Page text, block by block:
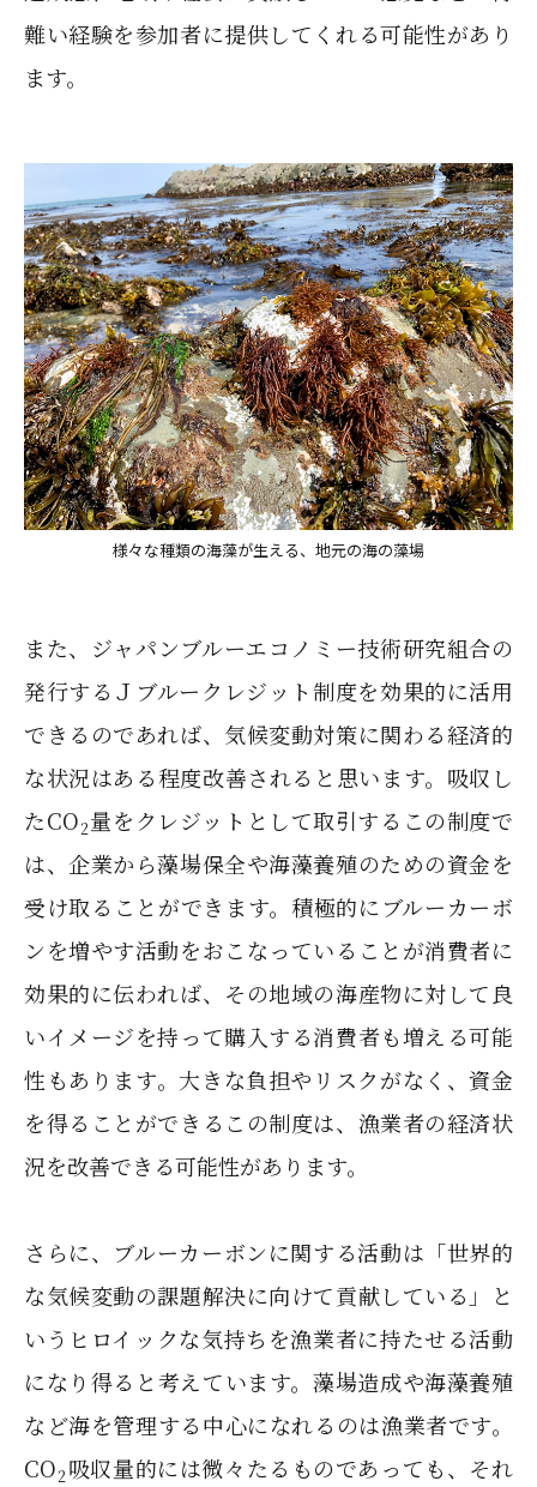
難い経験を参加者に提供してくれる可能性があり
ます。
様々な種類の海藻が生える、地元の海の藻場
また、ジャパンブルーエコノミー技術研究組合の
発行するＪブルークレジット制度を効果的に活用
できるのであれば、気候変動対策に関わる経済的
な状況はある程度改善されると思います。吸収し
たCO2量をクレジットとして取引するこの制度で
は、企業から藻場保全や海藻養殖のための資金を
受け取ることができます。積極的にブルーカーボ
ンを増やす活動をおこなっていることが消費者に
効果的に伝われば、その地域の海産物に対して良
いイメージを持って購入する消費者も増える可能
性もあります。大きな負担やリスクがなく、資金
を得ることができるこの制度は、漁業者の経済状
況を改善できる可能性があります。
さらに、ブルーカーボンに関する活動は「世界的
な気候変動の課題解決に向けて貢献している」と
いうヒロイックな気持ちを漁業者に持たせる活動
になり得ると考えています。藻場造成や海藻養殖
など海を管理する中心になれるのは漁業者です。
CO2吸収量的には微々たるものであっても、それ